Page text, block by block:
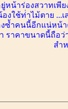
หน้าร่องสวาทเพี
องใช้ท่่าไม้ตาย
ซ้ำคนนี้อีกแน่หน้า
ราคาขนาดนี้ถือว่
สำ